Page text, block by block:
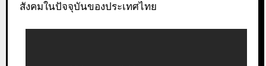
สังคมในปัจจุบันของประเทศไทย